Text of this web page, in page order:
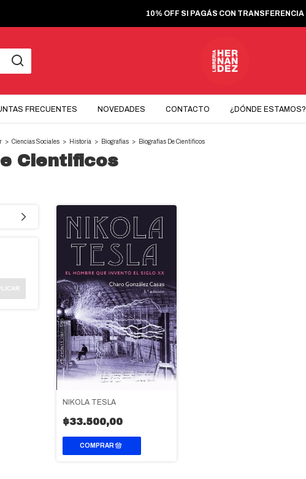
10% OFF SI PAGÁS CON TRANSFERENCIA
FRECUENTES NOVEDADES CONTACTO ¿DÓNDE ESTAMOS?
> Ciencias Sociales > Historia > Biografias > Biografias De Cientificos
Cientificos
NIKOLA TESLA
$33.500,00